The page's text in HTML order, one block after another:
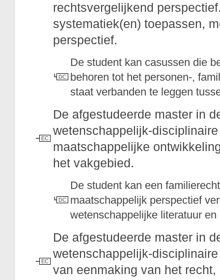
rechtsvergelijkend
systematiek(en) toepassen,
perspectief.
DC
De student kan casussen die
behoren tot het personen-,
staat verbanden te leggen
EC
De afgestudeerde master in
wetenschappelijk-
maatschappelijke
het vakgebied.
DC
De student kan een
maatschappelijk perspectief
wetenschappelijke literatuur
EC
De afgestudeerde master in
wetenschappelijk-
van eenmaking van het